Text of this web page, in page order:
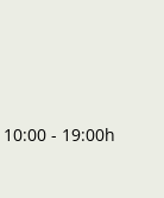
10:00 - 19:00h